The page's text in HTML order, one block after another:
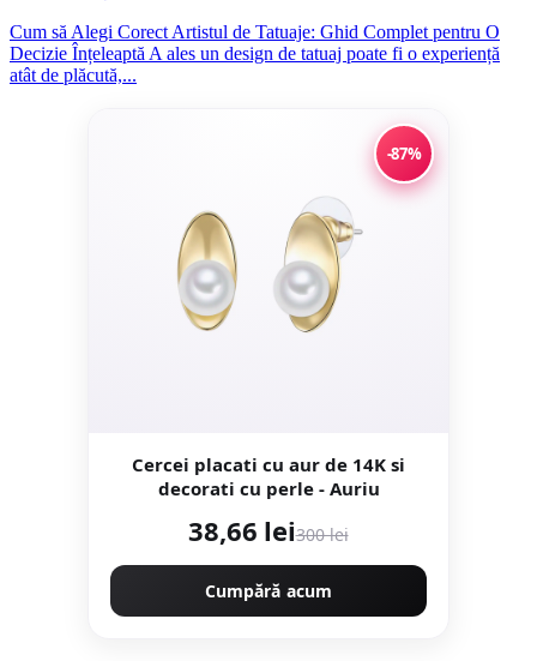
Cum să Alegi Corect Artistul de Tatuaje: Ghid Complet pentru O
Decizie Înțeleaptă A ales un design de tatuaj poate fi o experiență
atât de plăcută,...
-87%
Cercei placati cu aur de 14K si
decorati cu perle - Auriu
38,66 lei300 lei
Cumpără acum